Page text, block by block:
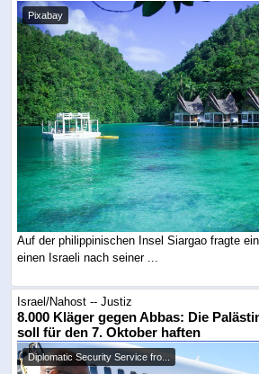
Pixabay
Auf der philippinischen Insel Siargao fragte
einen Israeli nach seiner ...
Israel/Nahost -- Justiz
8.000 Kläger gegen Abbas: Die
soll für den 7. Oktober haften
Diplomatic Security Service fro...